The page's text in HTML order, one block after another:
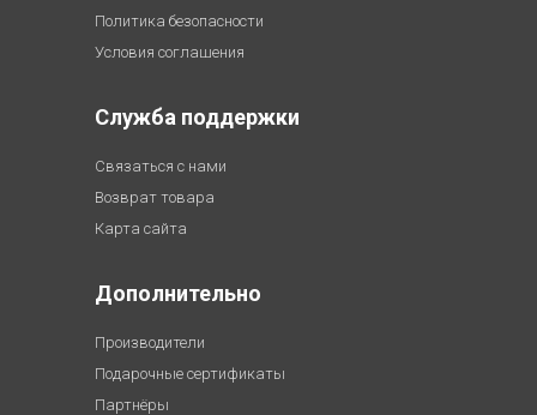
Политика безопасности
Условия соглашения
Служба поддержки
Связаться с нами
Возврат товара
Карта сайта
Дополнительно
Производители
Подарочные сертификаты
Партнёры